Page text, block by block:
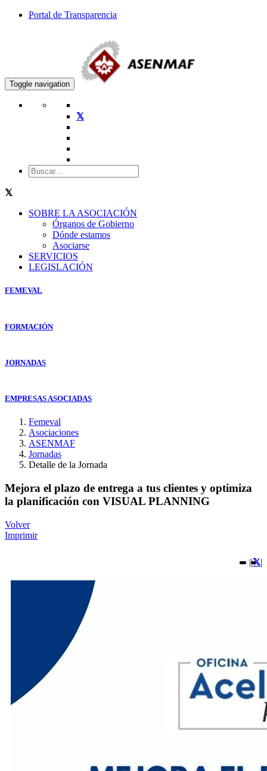
Portal de Transparencia
Toggle navigation
SOBRE LA ASOCIACIÓN
Órganos de Gobierno
Dónde estamos
Asociarse
SERVICIOS
LEGISLACIÓN
FEMEVAL
FORMACIÓN
JORNADAS
EMPRESAS ASOCIADAS
Femeval
Asociaciones
ASENMAF
Jornadas
Detalle de la Jornada
Mejora el plazo de entrega a tus clientes y optimiza
la planificación con VISUAL PLANNING
Volver
Imprimir
|| |